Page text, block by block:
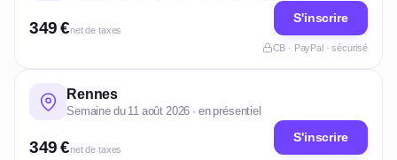
349 €net de taxes
S'inscrire
CB · PayPal · sécurisé
Rennes
Semaine du 11 août 2026 · en présentiel
349 €net de taxes
S'inscrire